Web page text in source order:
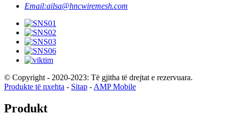
Email:ailsa@hncwiremesh.com
© Copyright - 2020-2023: Të gjitha të drejtat e rezervuara.
Produkte të nxehta - Sitap - AMP Mobile
Produkt